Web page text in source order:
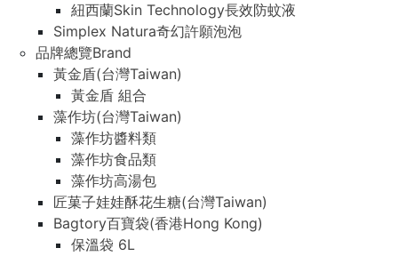
紐西蘭Skin Technology長效防蚊液
Simplex Natura奇幻許願泡泡
品牌總覽Brand
黃金盾(台灣Taiwan)
黃金盾 組合
藻作坊(台灣Taiwan)
藻作坊醬料類
藻作坊食品類
藻作坊高湯包
匠菓子娃娃酥花生糖(台灣Taiwan)
Bagtory百寶袋(香港Hong Kong)
保溫袋 6L